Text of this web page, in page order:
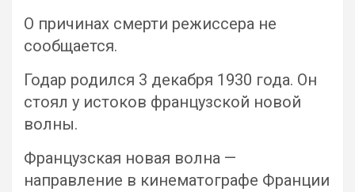
О причинах смерти режиссера не
сообщается.
Годар родился 3 декабря 1930 года. Он
стоял у истоков французской новой
волны.
Французская новая волна —
направление в кинематографе Франции